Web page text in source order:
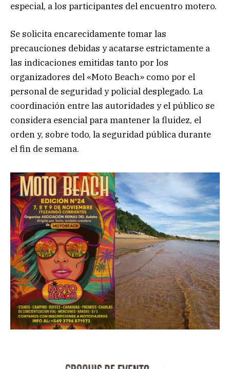
especial, a los participantes del encuentro motero.
Se solicita encarecidamente tomar las
precauciones debidas y acatarse estrictamente a
las indicaciones emitidas tanto por los
organizadores del «Moto Beach» como por el
personal de seguridad y policial desplegado. La
coordinación entre las autoridades y el público se
considera esencial para mantener la fluidez, el
orden y, sobre todo, la seguridad pública durante
el fin de semana.